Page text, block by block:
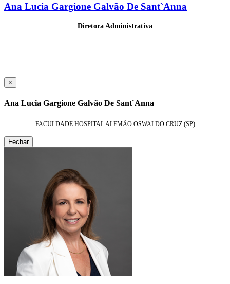
Ana Lucia Gargione Galvão De Sant`Anna
Diretora Administrativa
×
Ana Lucia Gargione Galvão De Sant`Anna
FACULDADE HOSPITAL ALEMÃO OSWALDO CRUZ (SP)
Fechar